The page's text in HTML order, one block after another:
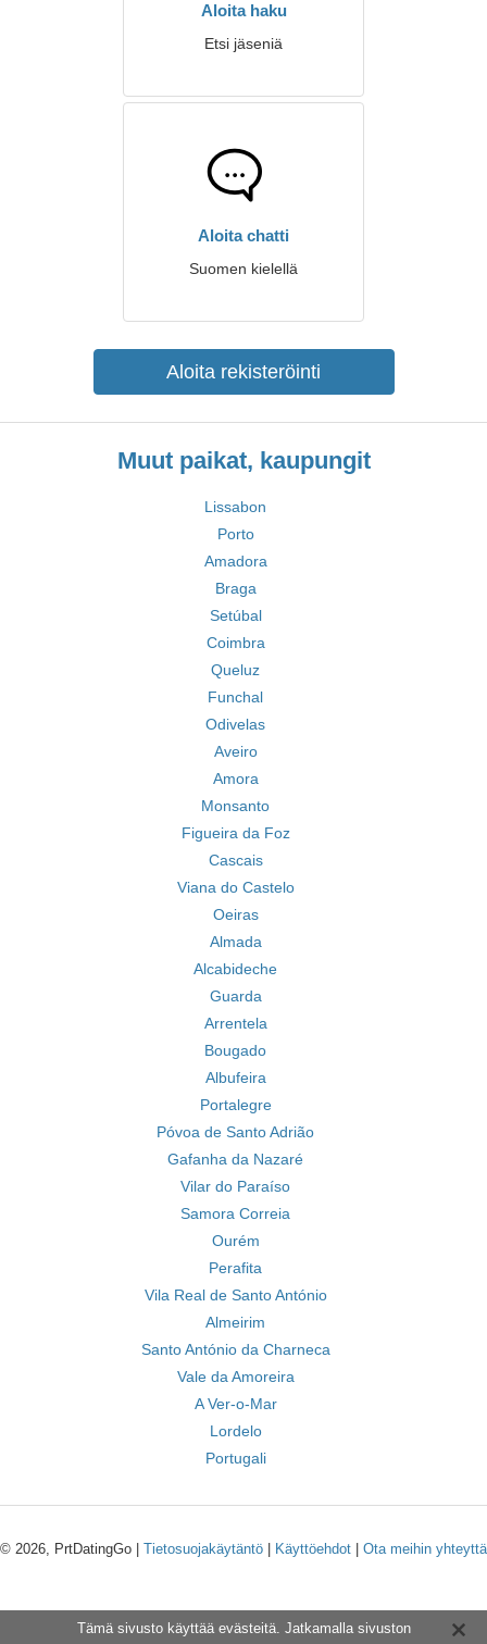
Aloita haku
Etsi jäseniä
Aloita chatti
Suomen kielellä
Aloita rekisteröinti
Muut paikat, kaupungit
Lissabon
Porto
Amadora
Braga
Setúbal
Coimbra
Queluz
Funchal
Odivelas
Aveiro
Amora
Monsanto
Figueira da Foz
Cascais
Viana do Castelo
Oeiras
Almada
Alcabideche
Guarda
Arrentela
Bougado
Albufeira
Portalegre
Póvoa de Santo Adrião
Gafanha da Nazaré
Vilar do Paraíso
Samora Correia
Ourém
Perafita
Vila Real de Santo António
Almeirim
Santo António da Charneca
Vale da Amoreira
A Ver-o-Mar
Lordelo
Portugali
© 2026, PrtDatingGo | Tietosuojakäytäntö Käyttöehdot Ota meihin yhteyttä
Tämä sivusto käyttää evästeitä. Jatkamalla sivuston